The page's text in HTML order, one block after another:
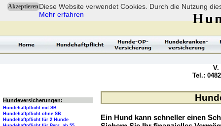
AkzeptierenDiese Website verwendet Cookies. Durch die Nutzung
Mehr erfahren
Ein Hund kann schneller einen
V.
Tel.:
Hundeversicherungen:
Hundehaftpflicht mit SB
Hundehaftpflicht ohne SB
Hundehaftpflicht für 2 Hunde